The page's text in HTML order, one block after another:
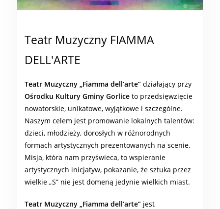
Teatr Muzyczny FIAMMA
DELL'ARTE
Teatr Muzyczny „Fiamma dell’arte” działający przy
Ośrodku Kultury Gminy Gorlice to przedsięwzięcie
nowatorskie, unikatowe, wyjątkowe i szczególne.
Naszym celem jest promowanie lokalnych talentów:
dzieci, młodzieży, dorosłych w różnorodnych
formach artystycznych prezentowanych na scenie.
Misja, która nam przyświeca, to wspieranie
artystycznych inicjatyw, pokazanie, że sztuka przez
wielkie „S” nie jest domeną jedynie wielkich miast.
Teatr Muzyczny „Fiamma dell’arte” jest